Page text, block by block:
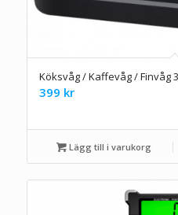
Köksvåg / Kaffevåg / Finvåg
399 kr
Lägg till i varukorg